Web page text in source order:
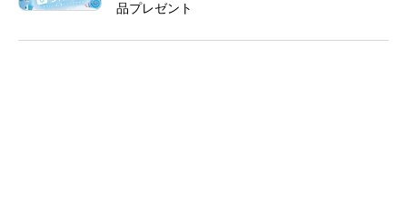
品プレゼント